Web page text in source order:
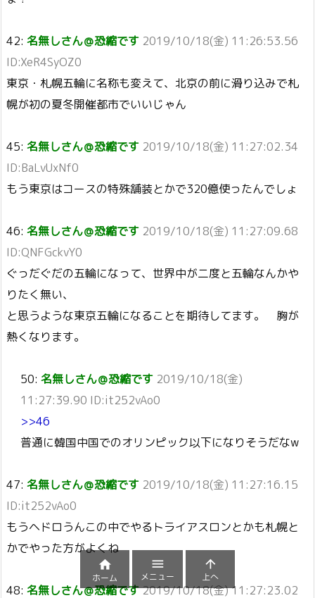
42: 名無しさん＠恐縮です 2019/10/18(金) 11:26:53.56
ID:XeR4SyOZ0
東京・札幌五輪に名称も変えて、北京の前に滑り込みで札
幌が初の夏冬開催都市でいいじゃん
45: 名無しさん＠恐縮です 2019/10/18(金) 11:27:02.34
ID:BaLvUxNf0
もう東京はコースの特殊舗装とかで320億使ったんでしょ
46: 名無しさん＠恐縮です 2019/10/18(金) 11:27:09.68
ID:QNFGckvY0
ぐっだぐだの五輪になって、世界中が二度と五輪なんかや
りたく無い、
と思うような東京五輪になることを期待してます。 胸が
熱くなります。
50: 名無しさん＠恐縮です 2019/10/18(金)
11:27:39.90 ID:it252vAo0
>>46
普通に韓国中国でのオリンピック以下になりそうだなw
47: 名無しさん＠恐縮です 2019/10/18(金) 11:27:16.15
ID:it252vAo0
もうヘドロうんこの中でやるトライアスロンとかも札幌と
かでやった方がよくね
48: 名無しさん＠恐縮です2019/10/18(金) 11:27:23.02

ホーム

メニュー

上へ